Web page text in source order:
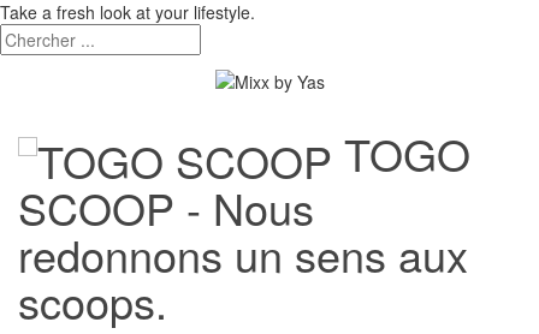
Take a fresh look at your lifestyle.
TOGO
SCOOP - Nous
redonnons un sens aux
scoops.